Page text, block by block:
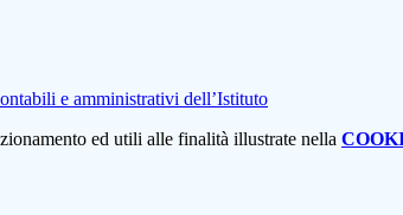
e amministrativi dell’Istituto
ed utili alle finalità illustrate nella